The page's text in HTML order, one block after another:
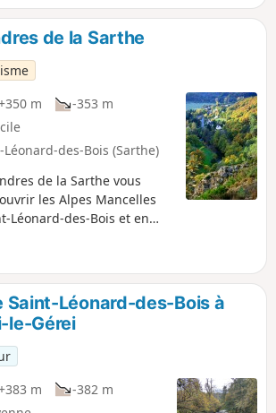
de la Sarthe
m
-353 m
des-Bois (Sarthe)
de la Sarthe vous
les Alpes Mancelles
Léonard-des-Bois et en
de France.
Saint-Léonard-des-Bois à
le-Gérei
m
-382 m